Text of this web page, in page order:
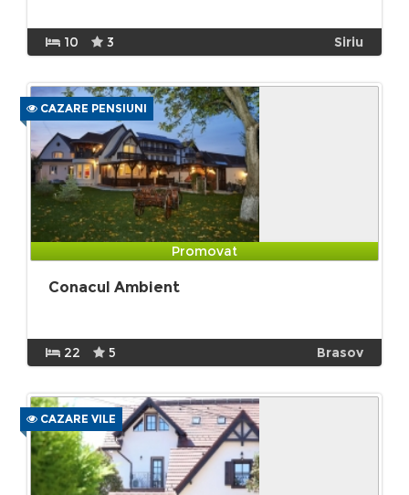
10 3 Siriu
CAZARE PENSIUNI
Promovat
Conacul Ambient
22 5 Brasov
CAZARE VILE